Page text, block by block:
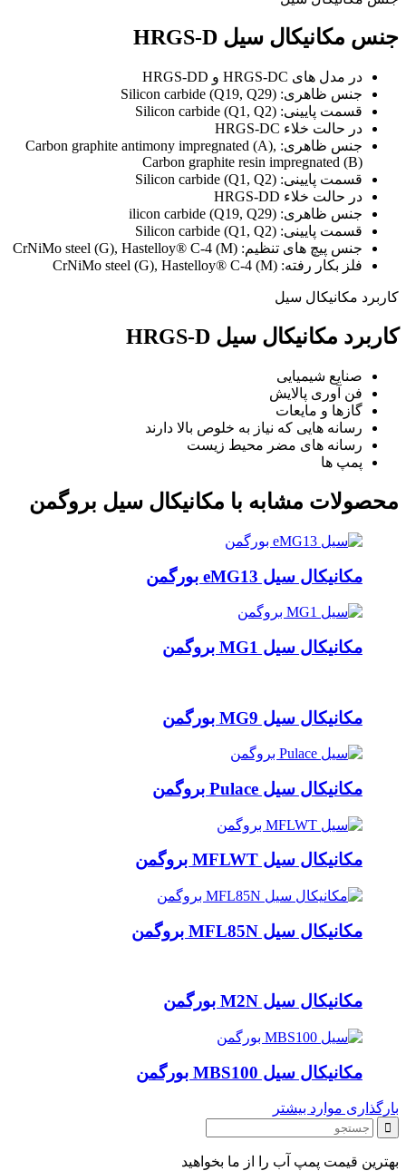
جنس مکانیکال سیل HRGS-D
در مدل های HRGS-DC و HRGS-DD
جنس ظاهری: Silicon carbide (Q19, Q29)
قسمت پایینی: Silicon carbide (Q1, Q2)
در حالت خلاء HRGS-DC
جنس ظاهری: Carbon graphite antimony impregnated (A),
Carbon graphite resin impregnated (B)
قسمت پایینی: Silicon carbide (Q1, Q2)
در حالت خلاء HRGS-DD
جنس ظاهری: ilicon carbide (Q19, Q29)
قسمت پایینی: Silicon carbide (Q1, Q2)
جنس پیچ های تنظیم: CrNiMo steel (G), Hastelloy® C-4 (M)
فلز بکار رفته: CrNiMo steel (G), Hastelloy® C-4 (M)
کاربرد مکانیکال سیل
کاربرد مکانیکال سیل HRGS-D
صنایع شیمیایی
فن آوری پالایش
گازها و مایعات
رسانه هایی که نیاز به خلوص بالا دارند
رسانه های مضر محیط زیست
پمپ ها
محصولات مشابه با مکانیکال سیل بروگمن
مکانیکال سیل eMG13 بورگمن
مکانیکال سیل MG1 بروگمن
مکانیکال سیل MG9 بورگمن
مکانیکال سیل Pulace بروگمن
مکانیکال سیل MFLWT بروگمن
مکانیکال سیل MFL85N بروگمن
مکانیکال سیل M2N بورگمن
مکانیکال سیل MBS100 بورگمن
بارگذاری موارد بیشتر
بهترین قیمت پمپ آب را از ما بخواهید